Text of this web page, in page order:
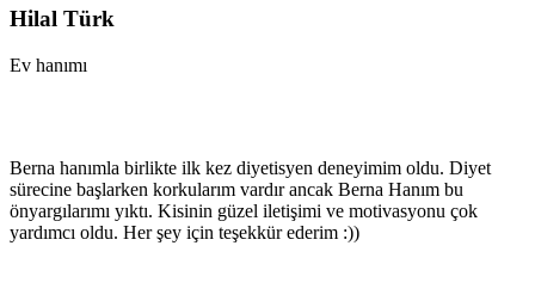
Hilal Türk
Ev hanımı
Berna hanımla birlikte ilk kez diyetisyen deneyimim oldu. Diyet
sürecine başlarken korkularım vardır ancak Berna Hanım bu
önyargılarımı yıktı. Kisinin güzel iletişimi ve motivasyonu çok
yardımcı oldu. Her şey için teşekkür ederim :))